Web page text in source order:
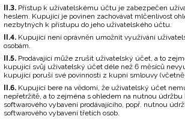
II.3. Přístup k uživatelskému účtu je zabezpečen
heslem. Kupující je povinen zachovávat mlčenlivost
nezbytných k přístupu do jeho uživatelského účtu.
II.4. Kupující není oprávněn umožnit využívání
osobám.
II.5. Prodávající může zrušit uživatelský účet, a to
kupující svůj uživatelský účet déle než 6 měsíců
kupující poruší své povinnosti z kupní smlouvy
II.6. Kupující bere na vědomí, že uživatelský účet
nepřetržitě, a to zejména s ohledem na nutnou údržbu
softwarového vybavení prodávajícího, popř. nutnou
softwarového vybavení třetích osob.